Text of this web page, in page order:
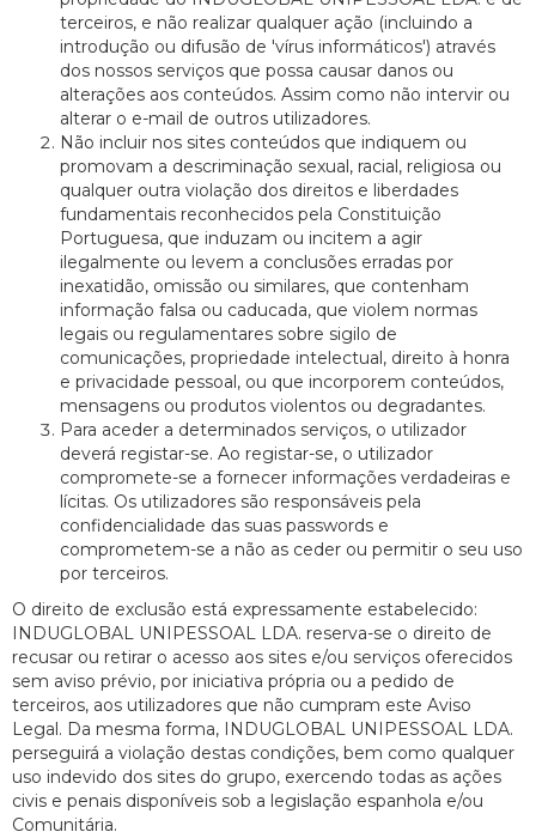
terceiros, e não realizar qualquer ação (incluindo a
introdução ou difusão de 'vírus informáticos') através
dos nossos serviços que possa causar danos ou
alterações aos conteúdos. Assim como não intervir ou
alterar o e-mail de outros utilizadores.
Não incluir nos sites conteúdos que indiquem ou
promovam a descriminação sexual, racial, religiosa ou
qualquer outra violação dos direitos e liberdades
fundamentais reconhecidos pela Constituição
Portuguesa, que induzam ou incitem a agir
ilegalmente ou levem a conclusões erradas por
inexatidão, omissão ou similares, que contenham
informação falsa ou caducada, que violem normas
legais ou regulamentares sobre sigilo de
comunicações, propriedade intelectual, direito à honra
e privacidade pessoal, ou que incorporem conteúdos,
mensagens ou produtos violentos ou degradantes.
Para aceder a determinados serviços, o utilizador
deverá registar-se. Ao registar-se, o utilizador
compromete-se a fornecer informações verdadeiras e
lícitas. Os utilizadores são responsáveis pela
confidencialidade das suas passwords e
comprometem-se a não as ceder ou permitir o seu uso
por terceiros.
O direito de exclusão está expressamente estabelecido:
INDUGLOBAL UNIPESSOAL LDA. reserva-se o direito de
recusar ou retirar o acesso aos sites e/ou serviços oferecidos
sem aviso prévio, por iniciativa própria ou a pedido de
terceiros, aos utilizadores que não cumpram este Aviso
Legal. Da mesma forma, INDUGLOBAL UNIPESSOAL LDA.
perseguirá a violação destas condições, bem como qualquer
uso indevido dos sites do grupo, exercendo todas as ações
civis e penais disponíveis sob a legislação espanhola e/ou
Comunitária.